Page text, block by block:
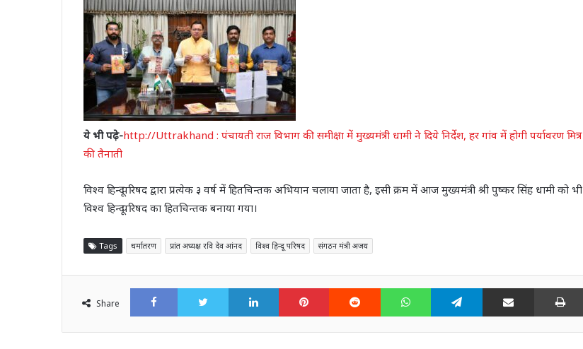
ये भी पढ़े-http://Uttrakhand : पंचायती राज विभाग की समीक्षा में मुख्यमंत्री धामी ने दिये निर्देश, हर गांव में होगी पर्यावरण मित्र
की तैनाती
विश्व हिन्दू परिषद द्वारा प्रत्येक ३ वर्ष में हितचिन्तक अभियान चलाया जाता है, इसी क्रम में आज मुख्यमंत्री श्री पुष्कर सिंह धामी को भी
विश्व हिन्दू परिषद का हितचिन्तक बनाया गया।
Tags धर्मातरण प्रांत अध्यक्ष रवि देव आंनद विश्व हिन्दू परिषद संगठन मंत्री अजय
Share
FacebookTwitter LinkedIn Pinterest Reddit WhatsAppTelegram Share via Email